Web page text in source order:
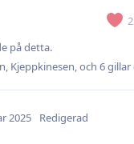
2
på detta.
, Kjeppkinesen, och 6gillar
2025 Redigerad